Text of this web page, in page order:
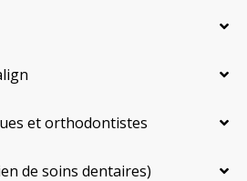
et orthodontistes
de soins dentaires)